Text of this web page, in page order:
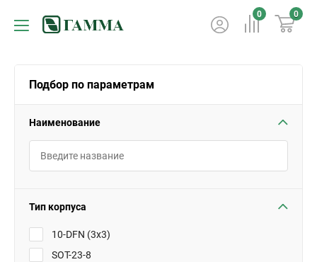
0 0
Подбор по параметрам
Наименование
Тип корпуса
10-DFN (3x3)
SOT-23-8